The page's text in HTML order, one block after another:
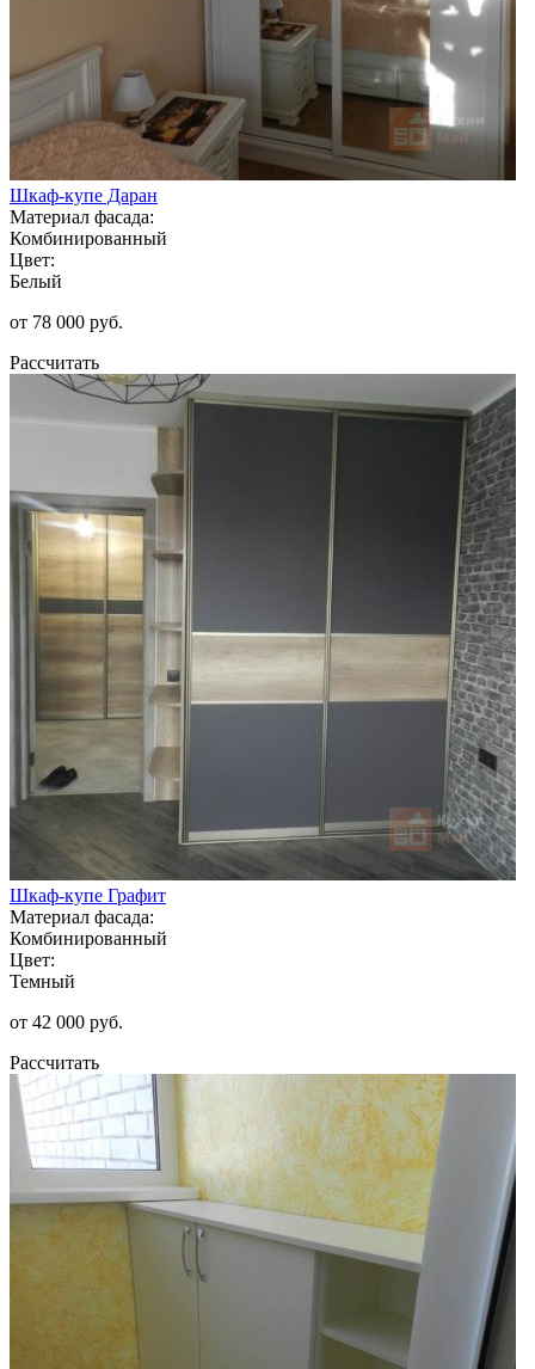
Шкаф-купе Даран
Материал фасада:
Комбинированный
Цвет:
Белый
от 78 000 руб.
Рассчитать
Шкаф-купе Графит
Материал фасада:
Комбинированный
Цвет:
Темный
от 42 000 руб.
Рассчитать